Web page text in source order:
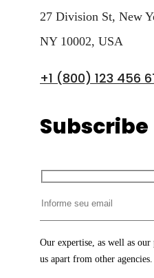
27 Division St, New
NY 10002, USA
+1 (800) 123 456
Subscribe
Our expertise, as well as our
us apart from other agencies.